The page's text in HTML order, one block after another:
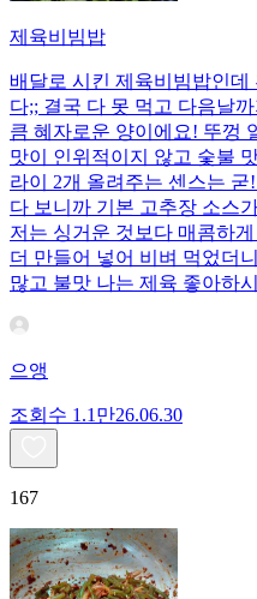
제육비빔밥
배달로 시킨 제육비빔밥인데
다;; 결국 다 못 먹고 다음날
큼 혜자로운 양이에요! 뚜껑
맛이 인위적이지 않고 숯불
라이 2개 올려주는 센스는
다 보니까 기본 고추장 소스
저는 싱거운 것보다 매콤하
더 만들어 넣어 비벼 먹었더
많고 불맛 나는 제육 좋아하
으앵
조회수 1.1만26.06.30
167